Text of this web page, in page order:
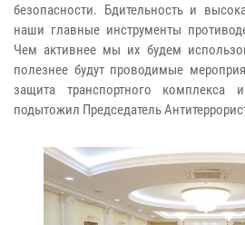
безопасности. Бдительность и
наши главные инструменты
Чем активнее мы их будем
полезнее будут проводимые
защита транспортного
подытожил Председатель